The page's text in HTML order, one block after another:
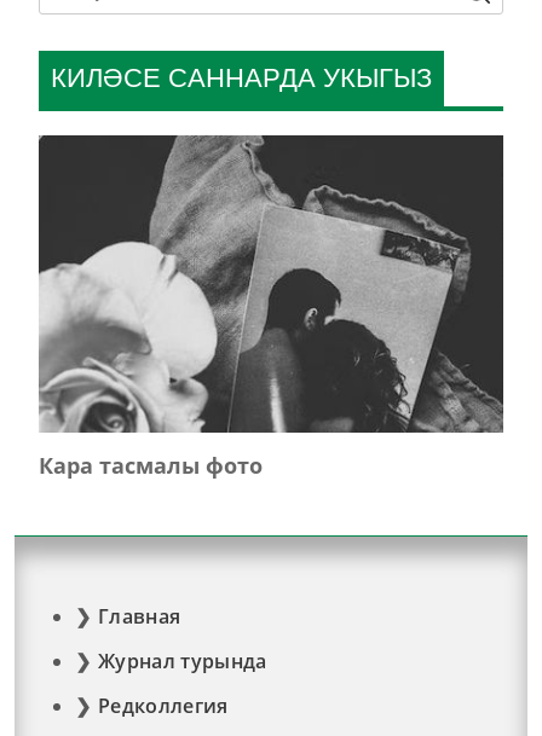
КИЛӘСЕ САННАРДА УКЫГЫЗ
Кара тасмалы фото
Главная
Журнал турында
Редколлегия